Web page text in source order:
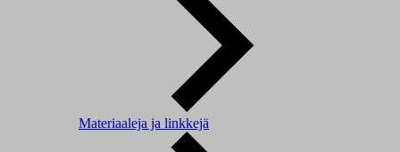
Materiaaleja ja linkkejä